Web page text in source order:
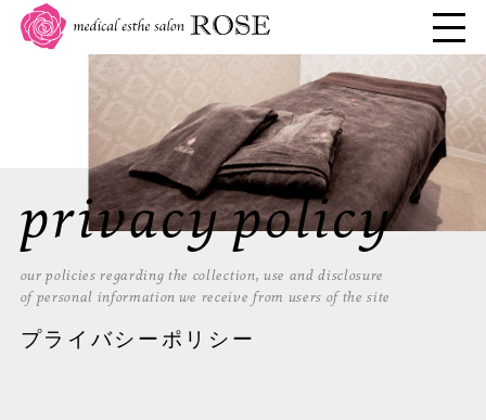
privacy policy
our policies regarding the collection, use and disclosure
of personal information we receive from users of the site
プライバシーポリシー